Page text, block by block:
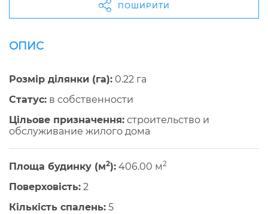
ПОШИРИТИ
ОПИС
Розмір ділянки (га): 0.22 га
Cтатус: в собственности
Цільове призначення: строительство и
обслуживание жилого дома
Площа будинку (м2): 406.00 м2
Поверховість: 2
Кількість спалень: 5